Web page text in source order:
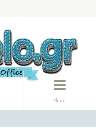
Menu